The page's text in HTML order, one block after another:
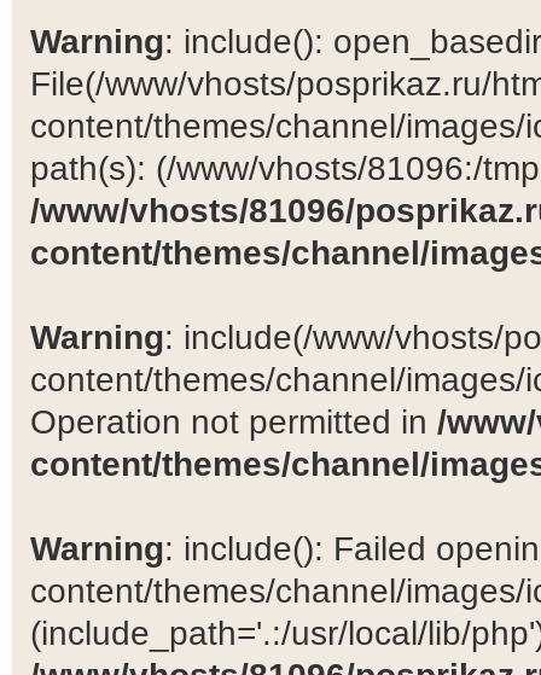
Warning: include():
File(/www/vhosts/posprikaz.ru/
content/themes/channel/
path(s): (/www/vhosts/81096:/
/www/vhosts/81096/
content/themes/channel/
Warning: include(/www/vhosts/
content/themes/channel/
Operation not permitted in /
content/themes/channel/
Warning: include(): Failed
content/themes/channel/images/
(include_path='.:/usr/local/lib/